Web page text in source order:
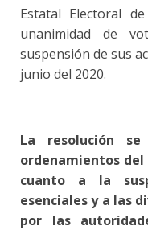
Estatal Electoral
unanimidad de
suspensión de sus
junio del 2020.
La resolución
ordenamientos del
cuanto a la
esenciales y a las
por las